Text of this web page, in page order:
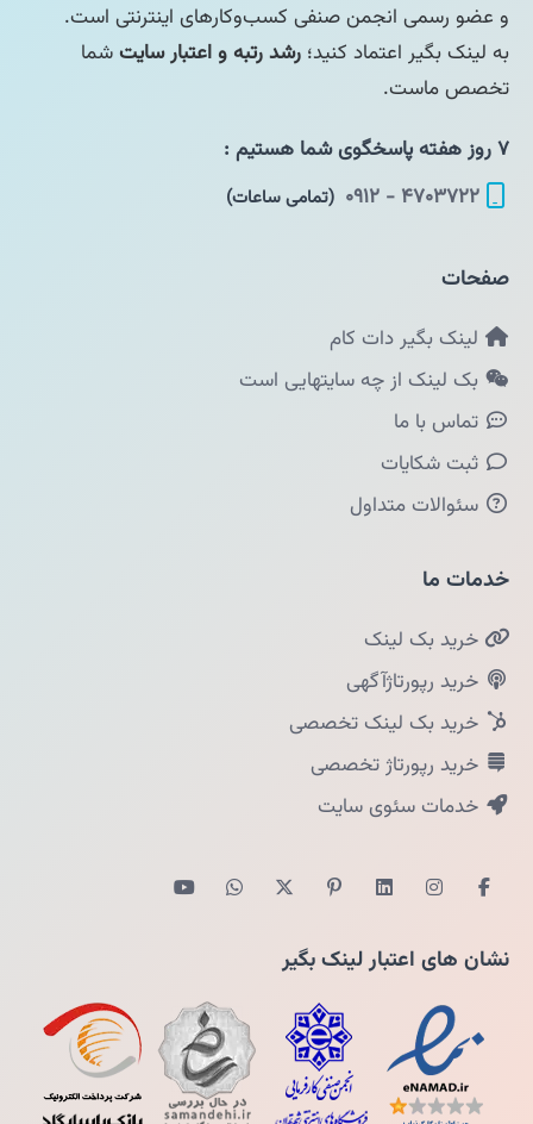
و عضو رسمی انجمن صنفی کسب‌وکارهای اینترنتی است.
به لینک بگیر اعتماد کنید؛ رشد رتبه و اعتبار سایتشما
تخصص ماست.
۷ روز هفته پاسخگوی شما هستیم :
۴۷۰۳۷۲۲ - ۰۹۱۲
(تمامی ساعات)
صفحات
لینک بگیر دات کام
بک لینک از چه سایتهایی است
تماس با ما
ثبت شکایات
سئوالات متداول
خدمات ما
خرید بک لینک
خرید رپورتاژآگهی
خرید بک لینک تخصصی
خرید رپورتاژ تخصصی
خدمات سئوی سایت
نشان های اعتبار لینک بگیر